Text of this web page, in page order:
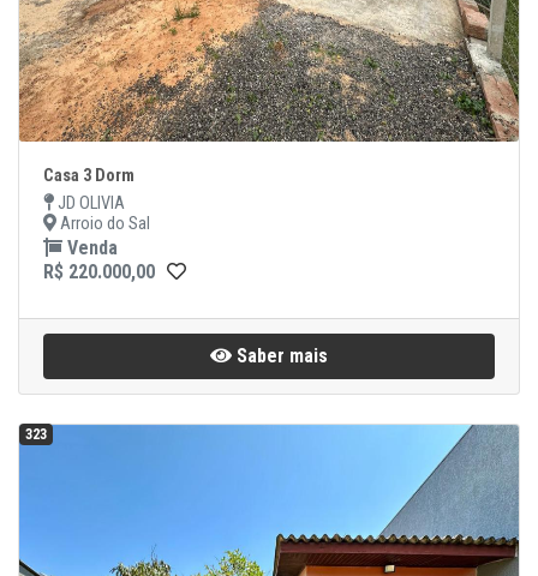
Casa 3 Dorm
JD OLIVIA
Arroio do Sal
Venda
R$ 220.000,00
Saber mais
323